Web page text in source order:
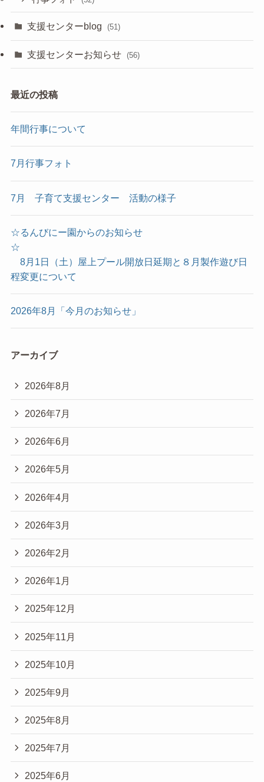
支援センターblog (51)
支援センターお知らせ (56)
最近の投稿
年間行事について
7月行事フォト
7月 子育て支援センター 活動の様子
☆るんびにー園からのお知らせ
☆
8月1日（土）屋上プール開放日延期と８月製作遊び日
程変更について
2026年8月「今月のお知らせ」
アーカイブ
2026年8月
2026年7月
2026年6月
2026年5月
2026年4月
2026年3月
2026年2月
2026年1月
2025年12月
2025年11月
2025年10月
2025年9月
2025年8月
2025年7月
2025年6月